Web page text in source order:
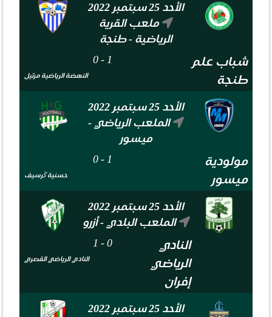
الأحد 25 سبتمبر 2022
ملعب القرية
الرياضية - طنجة
شباب علم
طنجة
1
-
0
النهضة الرياضية مرتيل
الأحد 25 سبتمبر 2022
الملعب الرياضي -
ميسور
مولودية
ميسور
1
-
0
حسنية ڭرسيف
الأحد 25 سبتمبر 2022
الملعب البلدي - أزرو
النادي
الرياضي
إفران
0
-
1
النادي الرياضي القصري
الأحد 25 سبتمبر 2022